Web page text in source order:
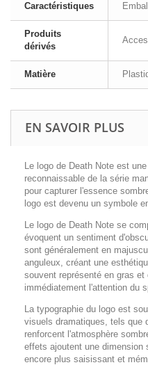
Caractéristiques
Produits
dérivés
Matière
EN SAVOIR PLUS
Le logo de Death Note est
reconnaissable de la série
pour capturer l'essence
logo est devenu un symbole
Le logo de Death Note se
évoquent un sentiment
sont généralement en
anguleux, créant une
souvent représenté en gras
immédiatement l'attention du
La typographie du logo est
visuels dramatiques, tels que
renforcent l'atmosphère
effets ajoutent une dimension
encore plus saisissant et